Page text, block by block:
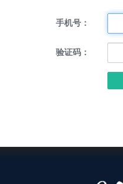
手机号：
验证码：